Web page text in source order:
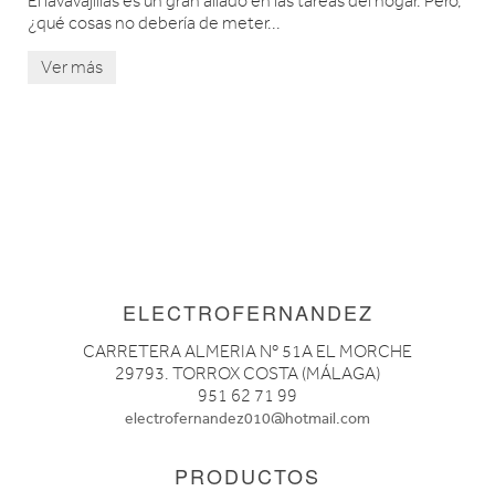
¿qué cosas no debería de meter...
Ver más
ELECTROFERNANDEZ
CARRETERA ALMERIA Nº 51A EL MORCHE
29793. TORROX COSTA (MÁLAGA)
951 62 71 99
electrofernandez010@hotmail.com
PRODUCTOS